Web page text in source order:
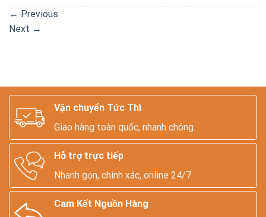
← Previous
Next →
Vận chuyển Tức Thì
Giao hàng toàn quốc, nhanh chóng.
Hỗ trợ trực tiếp
Nhanh gọn, chính xác, online 24/7
Cam Kết Nguồn Hàng